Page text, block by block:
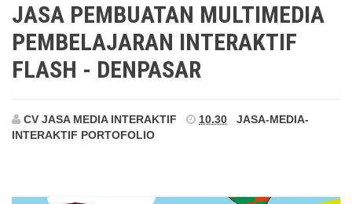
JASA PEMBUATAN MULTIMEDIA
PEMBELAJARAN INTERAKTIF
FLASH - DENPASAR
CV JASA MEDIA INTERAKTIF 10.30
JASA-MEDIA-
INTERAKTIF PORTOFOLIO